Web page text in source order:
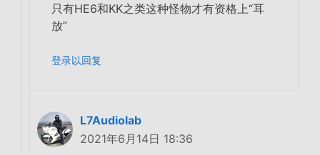
只有HE6和KK之类这种怪物才有资格上“耳
放”
登录以回复
L7Audiolab
2021年6月14日 18:36